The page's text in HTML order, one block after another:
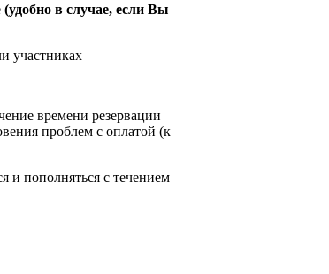
(удобно в случае, если Вы
участниках
времени резервации
проблем с оплатой (к
и пополняться с течением